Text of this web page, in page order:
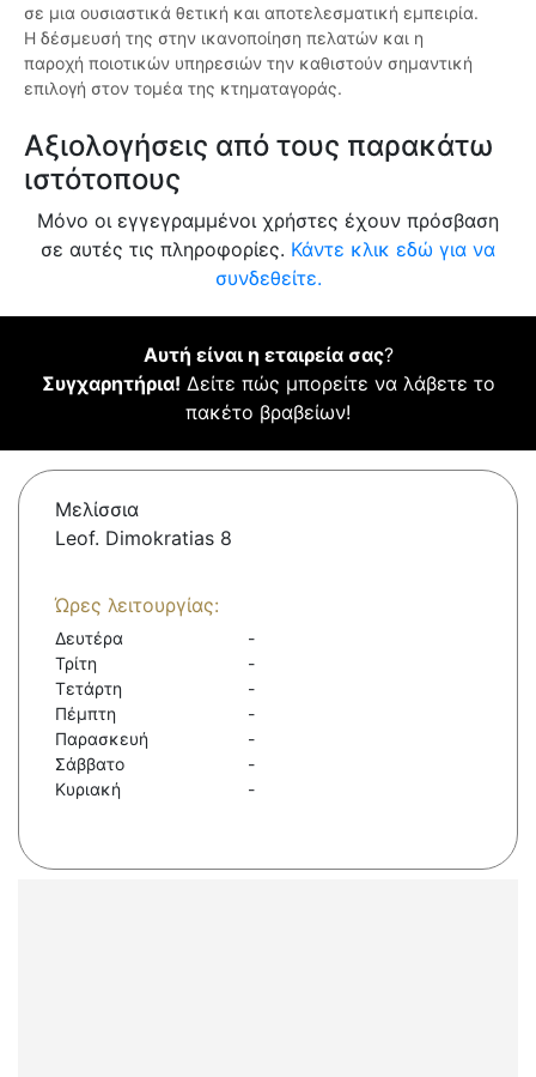
σε μια ουσιαστικά θετική και αποτελεσματική εμπειρία.
Η δέσμευσή της στην ικανοποίηση πελατών και η
παροχή ποιοτικών υπηρεσιών την καθιστούν σημαντική
επιλογή στον τομέα της κτηματαγοράς.
Αξιολογήσεις από τους παρακάτω
ιστότοπους
Μόνο οι εγγεγραμμένοι χρήστες έχουν πρόσβαση
σε αυτές τις πληροφορίες. Κάντε κλικ εδώ για να
συνδεθείτε.
Αυτή είναι η εταιρεία σας?
Συγχαρητήρια! Δείτε πώς μπορείτε να λάβετε το
πακέτο βραβείων!
Μελίσσια
Leof. Dimokratias 8
Ώρες λειτουργίας:
Δευτέρα
-
Τρίτη
-
Τετάρτη
-
Πέμπτη
-
Παρασκευή
-
Σάββατο
-
Κυριακή
-